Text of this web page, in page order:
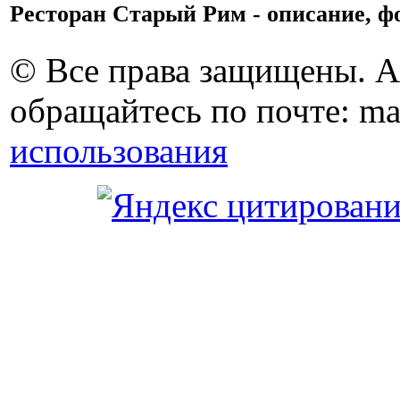
Ресторан Старый Рим - описание,
© Все права защищены.
обращайтесь по почте:
использования